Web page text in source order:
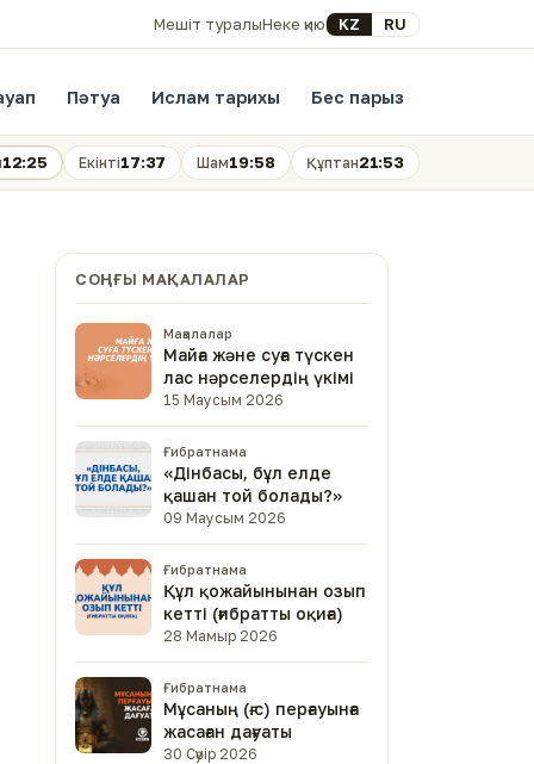
Мешіт туралыНеке қиюSelect your language
KZ RU
Пәтуа Ислам тарихы Бес парыз
12:25 Екінті17:37 Шам19:58 Құптан21:53
СОҢҒЫ МАҚАЛАЛАР
Мақалалар
Майға және суға түскен
лас нәрселердің үкімі
15 Маусым 2026
Ғибратнама
«Дінбасы, бұл елде
қашан той болады?»
09 Маусым 2026
Ғибратнама
Құл қожайынынан озып
кетті (ғибратты оқиға)
28 Мамыр 2026
Ғибратнама
Мұсаның (ғ.с) перғауынға
жасаған дағуаты
30 Сәуір 2026